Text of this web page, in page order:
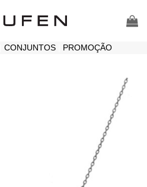
CONJUNTOS| PROMOÇÃO